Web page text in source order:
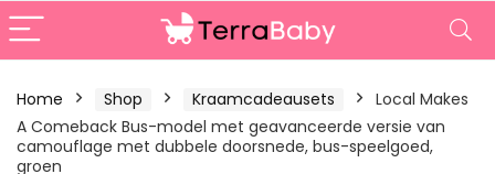
Home Shop Kraamcadeausets
Local Makes
A Comeback Bus-model met geavanceerde versie van
camouflage met dubbele doorsnede, bus-speelgoed,
groen